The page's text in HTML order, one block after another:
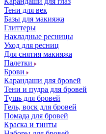
Тени для век
Базы для макияжа
Глиттеры
Накладные ресницы
Уход для ресниц
Для снятия макияжа
Палетки
Брови
Карандаши для бровей
Тени и пудра для бровей
Тушь для бровей
Гель, воск для бровей
Помада для бровей
Краска и тинты